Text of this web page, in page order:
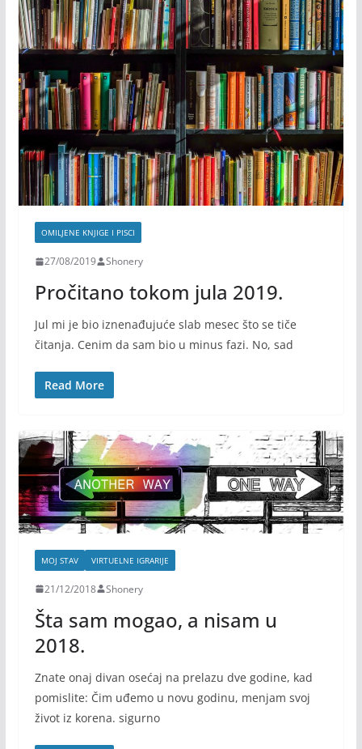
OMILJENE KNJIGE I PISCI
27/08/2019 Shonery
Pročitano tokom jula 2019.
Jul mi je bio iznenađujuće slab mesec što se tiče
čitanja. Cenim da sam bio u minus fazi. No, sad
Read More
MOJ STAV VIRTUELNE IGRARIJE
21/12/2018 Shonery
Šta sam mogao, a nisam u
2018.
Znate onaj divan osećaj na prelazu dve godine, kad
pomislite: Čim uđemo u novu godinu, menjam svoj
život iz korena. sigurno